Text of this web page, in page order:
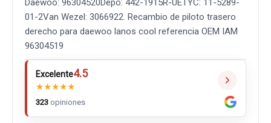
Daewoo: 96304520Depo: 442-1915R-UETYC: 11-5289-
01-2Van Wezel: 3066922. Recambio de piloto trasero
derecho para daewoo lanos cool referencia OEM IAM
96304519
Excelente4.5
★★★★★
323 opiniones